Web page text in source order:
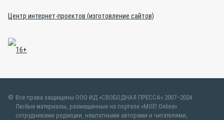
Центр интернет-проектов (изготовление сайтов)
Все права защищены ООО ИД «СВОБОДНАЯ ПРЕССА» 2007–2024
Любые материалы, размещенные на портале «МОЁ! Online»
сотрудниками редакции, нештатными авторами и читателями,